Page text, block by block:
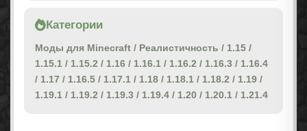
Категории
Моды для Minecraft / Реалистичность / 1.15 /
1.15.1 / 1.15.2 / 1.16 / 1.16.1 / 1.16.2 / 1.16.3 / 1.16.4
/ 1.17 / 1.16.5 / 1.17.1 / 1.18 / 1.18.1 / 1.18.2 / 1.19 /
1.19.1 / 1.19.2 / 1.19.3 / 1.19.4 / 1.20 / 1.20.1 / 1.21.4